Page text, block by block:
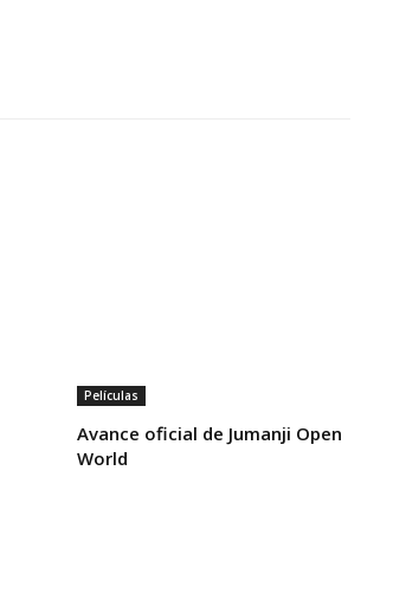
Películas
Avance oficial de Jumanji Open
World